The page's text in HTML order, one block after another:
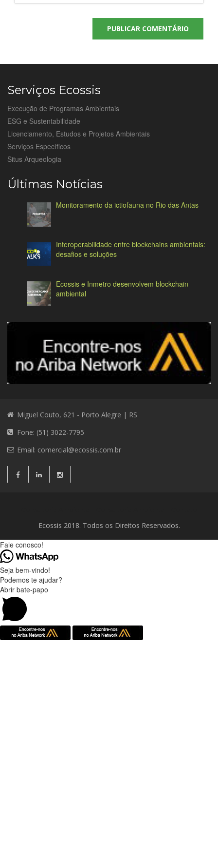
Serviços Ecossis
Execução de Programas Ambientais
ESG e Sustentabilidade
Licenciamento, Estudos e Projetos Ambientais
Serviços Específicos
Situs Arqueologia
Últimas Notícias
Monitoramento da ictiofauna no Rio das Antas
Interoperabilidade entre blockchains ambientais:
desafios e soluções
Ecossis e Inmetro desenvolvem blockchain
ambiental
Miguel Couto, 621 - Porto Alegre | RS
Fone: (51) 3022-7795
Email: comercial@ecossis.com.br
Ecossis 2018. Todos os Direitos Reservados.
Fale conosco!
Seja bem-vindo!
Podemos te ajudar?
Abrir bate-papo